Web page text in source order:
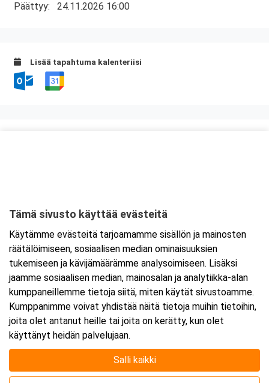
Päättyy: 24.11.2026 16:00
Lisää tapahtuma kalenteriisi
Tarkempi kartta ja ajo-ohjeet
Tämä sivusto käyttää evästeitä
Käytämme evästeitä tarjoamamme sisällön ja mainosten
räätälöimiseen, sosiaalisen median ominaisuuksien
tukemiseen ja kävijämäärämme analysoimiseen. Lisäksi
jaamme sosiaalisen median, mainosalan ja analytiikka-alan
kumppaneillemme tietoja siitä, miten käytät sivustoamme.
Kumppanimme voivat yhdistää näitä tietoja muihin tietoihin,
joita olet antanut heille tai joita on kerätty, kun olet
käyttänyt heidän palvelujaan.
Salli kaikki